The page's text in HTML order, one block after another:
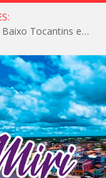
Igarapé-Miri conquista o melhor IDEB do Baixo Tocantins e avança na qualidade da educação pública